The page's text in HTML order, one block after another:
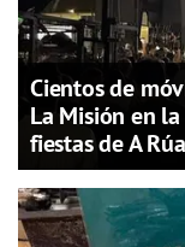
Cientos de
La Misión en
fiestas de A Rúa